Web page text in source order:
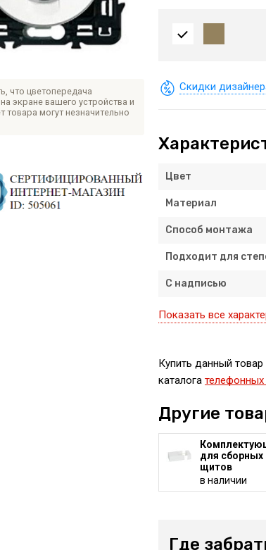
что цветопередача
экране вашего устройства и
товара могут незначительно
Скидки
Цвет
Материал
Способ монтажа
Подходит для
С надписью
Показать все
Купить данный
каталога
Другие
для сборных
щитов
в наличии
Где